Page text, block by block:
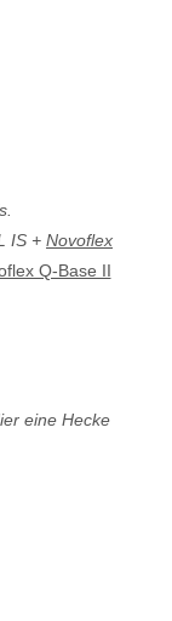
IS + Novoflex
Q-Base II
eine Hecke